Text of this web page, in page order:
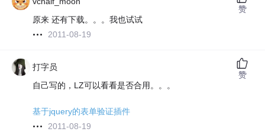
原来 还有下载。。。我也试试
2011-08-19
赞
打字员
自己写的，LZ可以看看是否合用。。。
基于jquery的表单验证插件
2011-08-19
赞